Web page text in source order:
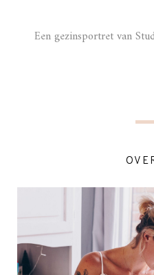
Een gezinsportret van